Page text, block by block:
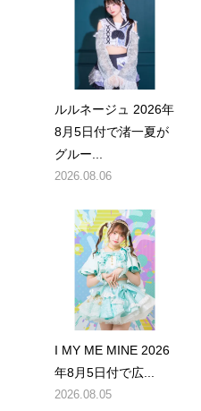
ルルネージュ 2026年
8月5日付で渚一夏が
グルー...
2026.08.06
I MY ME MINE 2026
年8月5日付で広...
2026.08.05